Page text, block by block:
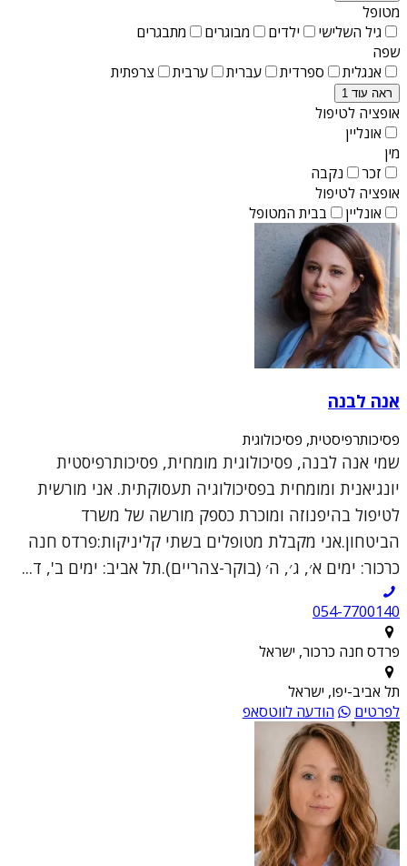
מטופל
גיל השלישי
ילדים מבוגרים
מתבגרים
שפה
אנגלית
ספרדית עברית ערבית צרפתית
ראה עוד 1
אופציה לטיפול
אונליין
מין
זכר
נקבה
אופציה לטיפול
אונליין
בבית המטופל
אנה לבנה
פסיכותרפיסטית, פסיכולוגית
שמי אנה לבנה, פסיכולוגית מומחית, פסיכותרפיסטית
יונגיאנית ומומחית בפסיכולוגיה תעסוקתית. אני מורשית
לטיפול בהיפנוזה ומוכרת כספק מורשה של משרד
הביטחון.אני מקבלת מטופלים בשתי קליניקות:פרדס חנה
כרכור: ימים א׳, ג׳, ה׳ (בוקר-צהריים).תל אביב: ימים ב', ד...
054-7700140
פרדס חנה כרכור, ישראל
תל אביב-יפו, ישראל
לפרטים
הודעה לווטסאפ